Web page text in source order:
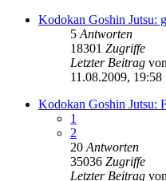
Kodokan Goshin Jutsu:
5 Antworten
18301 Zugriffe
Letzter Beitrag von
11.08.2009, 19:58
Kodokan Goshin Jutsu:
1
2
20 Antworten
35036 Zugriffe
Letzter Beitrag von